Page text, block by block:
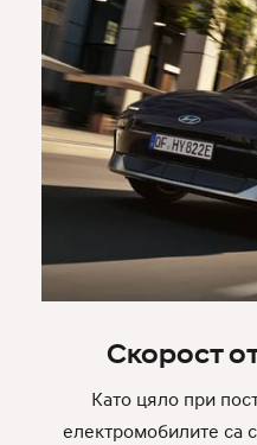
Скорост
Като цяло при
електромобилите са